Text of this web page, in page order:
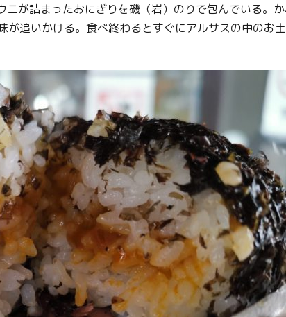
が詰まったおにぎりを磯（岩）のりで包んでいる。
が追いかける。食べ終わるとすぐにアルサスの中のお